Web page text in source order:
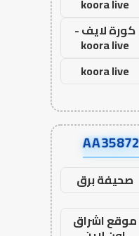
koora live
كورة لايف -
koora live
koora live
صحيفة برق
موقع اشراق